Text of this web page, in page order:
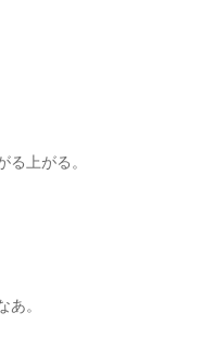
る上がる。
あ。